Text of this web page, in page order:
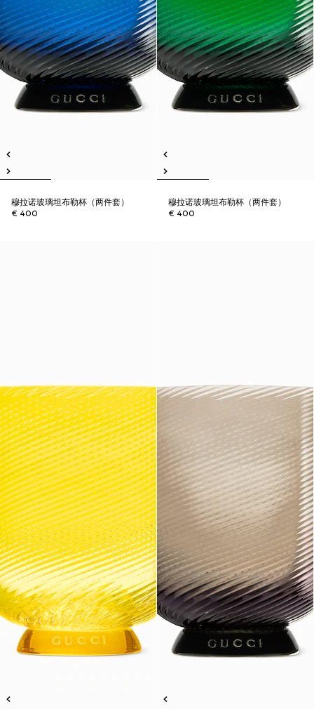
穆拉诺玻璃坦布勒杯（两件套）
€ 400
穆拉诺玻璃坦布勒杯（两件套）
€ 400